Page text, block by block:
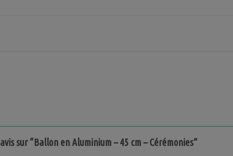
sur “Ballon en Aluminium – 45 cm – Cérémonies”